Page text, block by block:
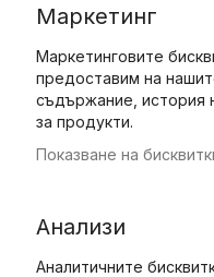
Маркетинг
Маркетинговите
предоставим на
съдържание, история
за продукти.
Показване на
Анализи
Аналитичните